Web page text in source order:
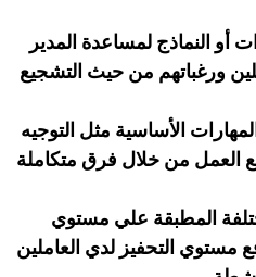
أو النماذج لمساعدة المدير
ورغباتهم من حيث التشجيع
الأساسية مثل التوجيه
العمل من خلال فرق متكاملة
المطبقة علي مستوي
التحفيز لدي العاملين